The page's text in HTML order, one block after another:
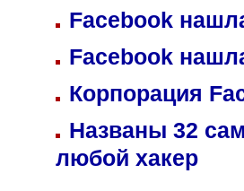
Facebook
Facebook
Корпорация
Названы 32
любой хакер